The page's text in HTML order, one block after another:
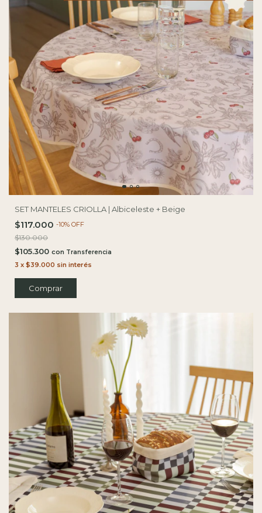
SET MANTELES CRIOLLA | Albiceleste + Beige
$117.000 -10% OFF
$130.000
$105.300 con
3 x $39.000 sin interés
Comprar